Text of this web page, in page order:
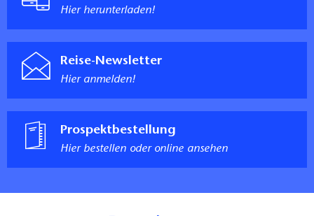
Hier herunterladen!
Reise-Newsletter
Hier anmelden!
Prospektbestellung
Hier bestellen oder online ansehen